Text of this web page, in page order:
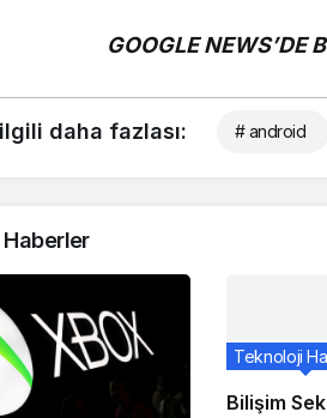
GOOGLE NEWS’DE
daha fazlası: # android
Bilişim
Teknoloji